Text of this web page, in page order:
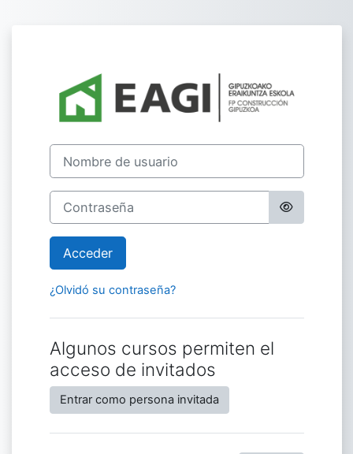
Entrar a Moodle
Nombre de usuario
Contraseña
Acceder
¿Olvidó su contraseña?
Algunos cursos permiten el
acceso de invitados
Entrar como persona invitada